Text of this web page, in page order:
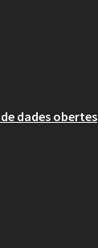
dades obertes